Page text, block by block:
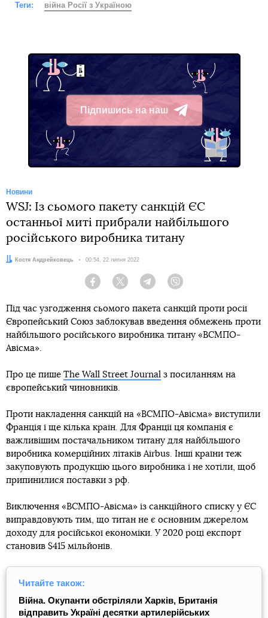
Теги: війна Росії з Україною
Підпишись на наш
Telegram
Новини
WSJ: Із сьомого пакету санкцій ЄС
останньої миті прибрали найбільшого
російського виробника титану
Автор:Костя Андрейковець Дата:
00:54, 22 липня 2022
Facebook Twitter Telegram
Під час узгодження сьомого пакета санкцій проти росії
Європейський Союз заблокував введення обмежень проти
найбільшого російського виробника титану «ВСМПО-
Авісма».
Про це пише The Wall Street Journal з посиланням на
європейський чиновників.
Проти накладення санкцій на «ВСМПО-Авісма» виступили
Франція і ще кілька країн. Для Франції ця компанія є
важливішим постачальником титану для найбільшого
виробника комерційних літаків Airbus. Інші країни теж
закуповують продукцію цього виробника і не хотіли, щоб
припинилися поставки з рф.
Виключення «ВСМПО-Авісма» із санкційного списку у ЄС
виправдовують тим, що титан не є основним джерелом
доходу для російської економіки. У 2020 році експорт
становив $415 мільйонів.
Читайте також:
Війна. Окупанти обстріляли Харків, Британія
відправить Україні десятки артилерійських